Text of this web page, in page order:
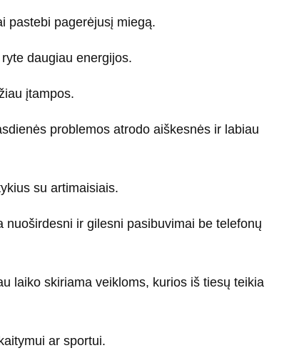
pastebi pagerėjusį miegą.
daugiau energijos.
įtampos.
problemos atrodo aiškesnės ir labiau
su artimaisiais.
ir gilesni pasibuvimai be telefonų
laiko skiriama veikloms, kurios iš tiesų teikia
ar sportui.